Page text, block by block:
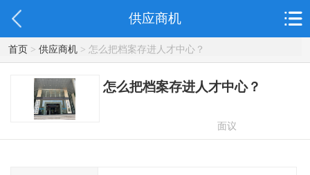
供应商机
首页> 供应商机> 怎么把档案存进人才中心？
怎么把档案存进人才中心？
面议